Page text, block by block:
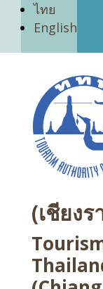
ไทย
English
(เชียงร